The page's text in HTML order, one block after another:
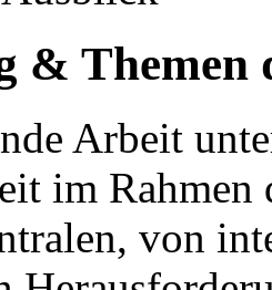
& Themen
Arbeit
im Rahmen
von